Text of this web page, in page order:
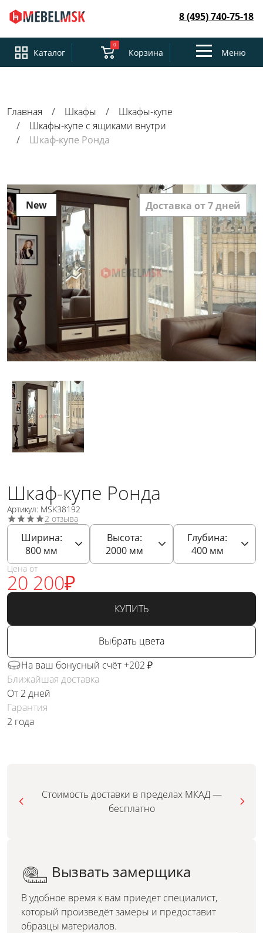
8 (495) 740-75-18
Каталог
0
Корзина
ToggleМеню
Главная Шкафы
Шкафы-купе
Шкафы-купе с ящиками внутри
Шкаф-купе Ронда
New Доставка от 7 дней
Шкаф-купе Ронда
Артикул: MSK38192
2 отзыва
Ширина:
800 мм
Высота:
2000мм
Глубина:
400мм
Цена от
20 200₽
КУПИТЬ
Выбрать цвета
На ваш бонусный счёт +202 ₽
Ближайшая доставка
От 2 дней
Гарантия
2 года
Стоимость доставки в пределах МКАД —
бесплатно
Вызвать замерщика
В удобное время к вам приедет специалист,
который произведёт замеры и предоставит
образцы материалов.